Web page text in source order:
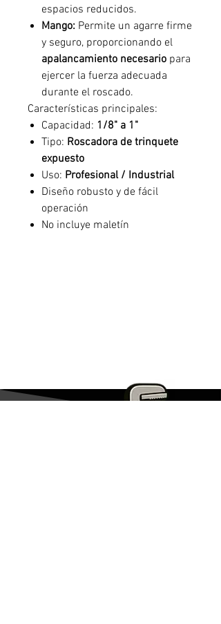
espacios reducidos.
Mango: Permite un agarre firme
y seguro, proporcionando el
apalancamiento necesario para
ejercer la fuerza adecuada
durante el roscado.
Características principales:
Capacidad: 1/8" a 1"
Tipo: Roscadora de trinquete
expuesto
Uso: Profesional / Industrial
Diseño robusto y de fácil
operación
No incluye maletín